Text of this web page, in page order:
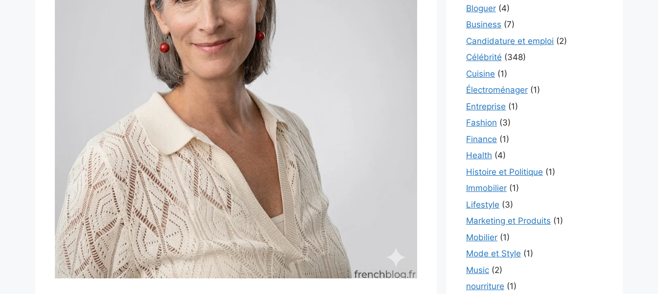
Bloguer (4)
Business (7)
Candidature et emploi (2)
Célébrité (348)
Cuisine (1)
Électroménager (1)
Entreprise (1)
Fashion (3)
Finance (1)
Health (4)
Histoire et Politique (1)
Immobilier (1)
Lifestyle (3)
Marketing et Produits (1)
Mobilier (1)
Mode et Style (1)
Music (2)
nourriture (1)